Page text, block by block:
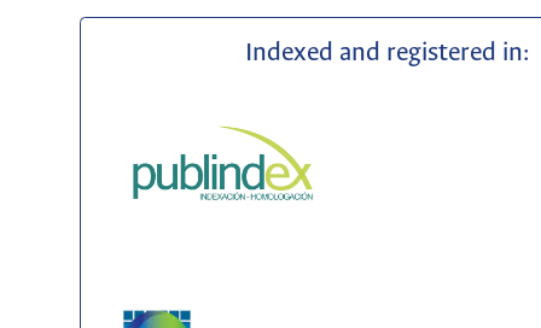
Indexed and registered in: